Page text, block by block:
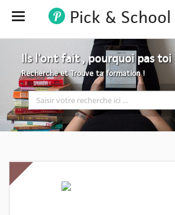
Hide Pick & School
Ils l'ont fait , pourquoi pas toi
Recherche et Trouve ta formation !